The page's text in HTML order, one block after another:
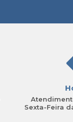
Sexta-Feira